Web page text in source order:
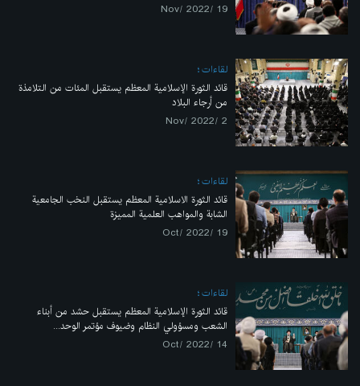
19 /Nov/ 2022
لقاءات
قائد الثورة الإسلامية المعظم يستقبل المئات من التلامذة
من أرجاء البلاد
2 /Nov/ 2022
لقاءات
قائد الثورة الاسلامية المعظم يستقبل النخب الجامعية
الشابة والمواهب العلمية المميزة
19 /Oct/ 2022
لقاءات
قائد الثورة الإسلامية المعظم يستقبل حشد من أبناء
الشعب ومسؤولي النظام وضيوف مؤتمر الوحد...
14 /Oct/ 2022